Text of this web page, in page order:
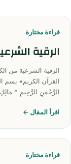
قراءة مختارة
الرقية
الرقية الشرعية من
القرآن الكريم• بسم
الرَّحْمَنِ الرَّحِيمِ *
اقرأ المقال ←
قراءة مختارة